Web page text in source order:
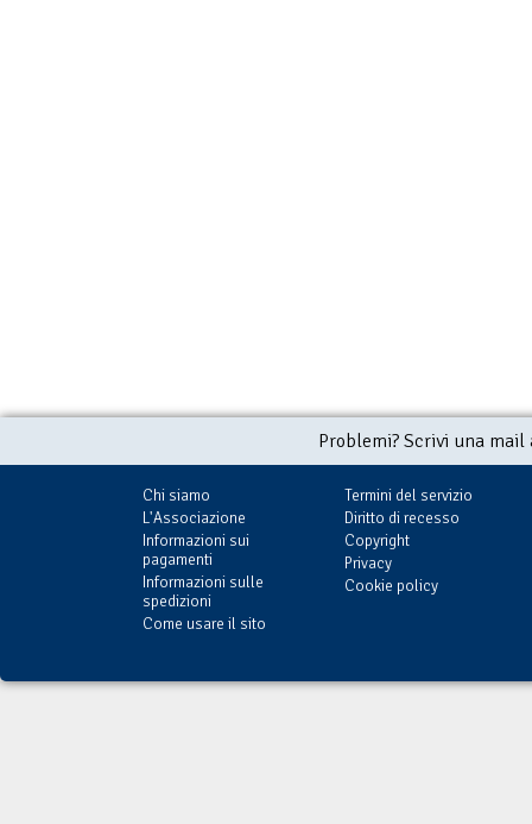
Problemi? Scrivi una
Chi siamo
L'Associazione
Informazioni sui
pagamenti
Informazioni sulle
spedizioni
Come usare il sito
Termini del servizio
Diritto di recesso
Copyright
Privacy
Cookie policy